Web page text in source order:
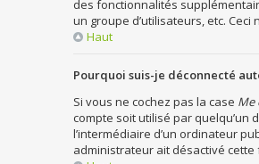
des fonctionnalités
un groupe d’utilisateurs, etc.
Haut
Pourquoi suis-je déconnecté
Si vous ne cochez pas la case Me
compte soit utilisé par quelqu’un
l’intermédiaire d’un ordinateur
administrateur ait désactivé cette